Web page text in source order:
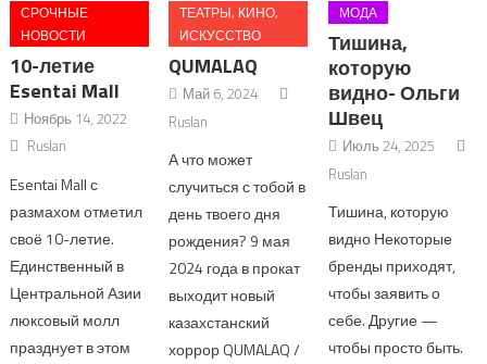
СРОЧНЫЕ
НОВОСТИ
10-летие
Esentai Mall
Ноябрь 14, 2022
Ruslan
Esentai Mall с
размахом отметил
своё 10-летие.
Единственный в
Центральной Азии
люкcовый молл
празднует в этом
ТЕАТРЫ, КИНО,
ИСКУССТВО
QUMALAQ
Май 6, 2024
Ruslan
А что может
случиться с тобой в
день твоего дня
рождения? 9 мая
2024 года в прокат
выходит новый
казахстанский
хоррор QUMALAQ /
МОДА
Тишина,
которую
видно- Ольги
Швец
Июль 24, 2025
Ruslan
Тишина, которую
видно Некоторые
бренды приходят,
чтобы заявить о
себе. Другие —
чтобы просто быть.